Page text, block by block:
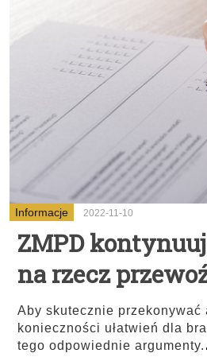
Informacje 2022-11-10
ZMPD
na rzecz
Aby skutecznie przekonywać
konieczności ułatwień dla
tego odpowiednie argumenty.